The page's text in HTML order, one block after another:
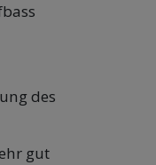
des
gut